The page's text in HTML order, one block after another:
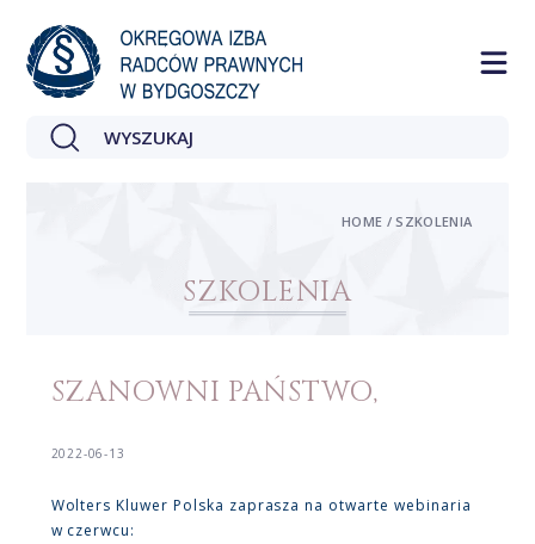
SZKOLENIA
HOME / SZKOLENIA
SZANOWNI PAŃSTWO,
2022-06-13
Wolters Kluwer Polska zaprasza na otwarte webinaria
w czerwcu: